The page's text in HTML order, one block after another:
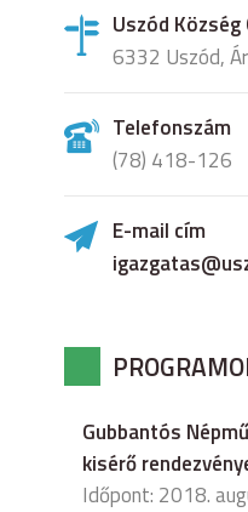
Uszód
6332 Uszód,
Telefonszám
(78) 418-126
E-mail cím
Gubbantós
kisérő
Időpont: 2018.